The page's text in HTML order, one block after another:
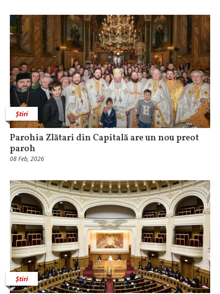
Știri
Parohia Zlătari din Capitală are un nou preot
paroh
08 Feb, 2026
Știri